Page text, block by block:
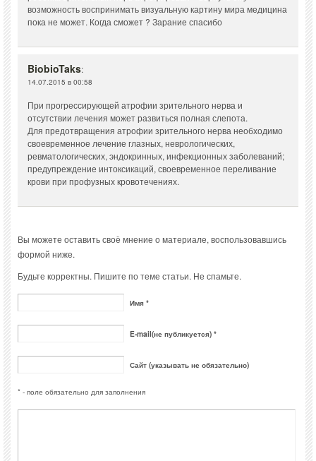
возможность воспринимать визуальную картину мира медицина
пока не может. Когда сможет ? Зарание спасибо
BiobioTaks:
14.07.2015 в 00:58
При прогрессирующей атрофии зрительного нерва и
отсутствии лечения может развиться полная слепота.
Для предотвращения атрофии зрительного нерва необходимо
своевременное лечение глазных, неврологических,
ревматологических, эндокринных, инфекционных заболеваний;
предупреждение интоксикаций, своевременное переливание
крови при профузных кровотечениях.
Вы можете оставить своё мнение о материале, воспользовавшись
формой ниже.
Будьте корректны. Пишите по теме статьи. Не спамьте.
Имя *
E-mail(не публикуется) *
Сайт (указывать не обязательно)
* - поле обязательно для заполнения